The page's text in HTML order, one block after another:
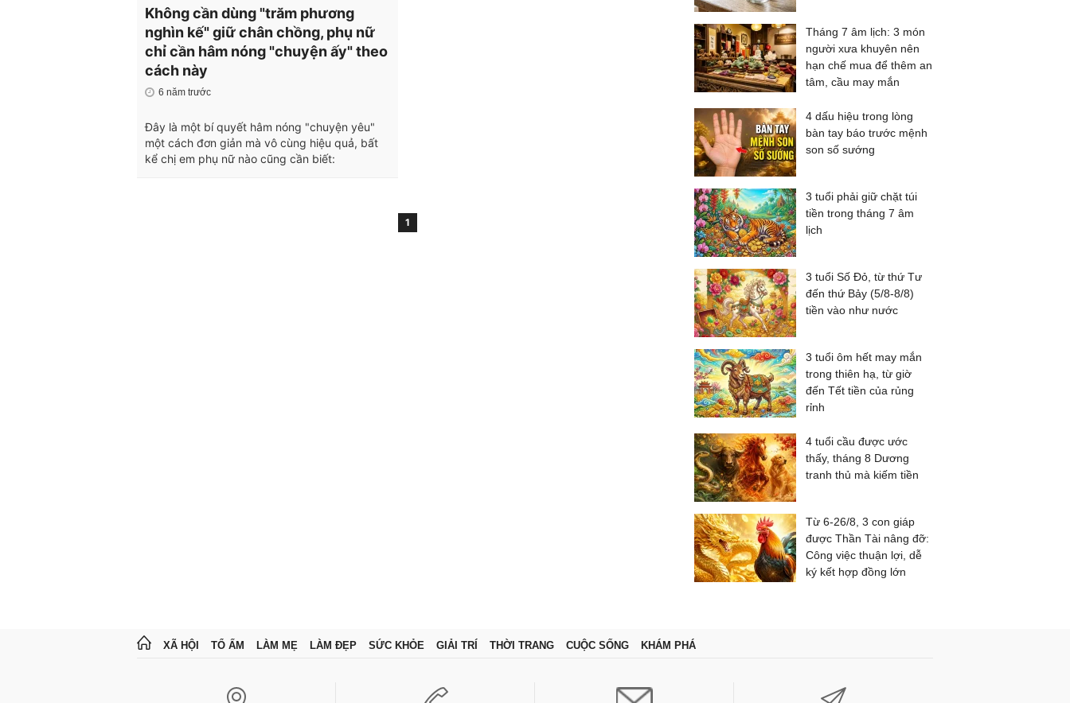
Không cần dùng "trăm phương
nghìn kế" giữ chân chồng, phụ nữ
chỉ cần hâm nóng "chuyện ấy" theo
cách này
6 năm trước
Đây là một bí quyết hâm nóng "chuyện yêu"
một cách đơn giản mà vô cùng hiệu quả, bất
kể chị em phụ nữ nào cũng cần biết:
1
Tháng 7 âm lịch: 3 món
người xưa khuyên nên
hạn chế mua để thêm an
tâm, cầu may mắn
4 dấu hiệu trong lòng
bàn tay báo trước mệnh
son số sướng
3 tuổi phải giữ chặt túi
tiền trong tháng 7 âm
lịch
3 tuổi Số Đỏ, từ thứ Tư
đến thứ Bảy (5/8-8/8)
tiền vào như nước
3 tuổi ôm hết may mắn
trong thiên hạ, từ giờ
đến Tết tiền của rủng
rỉnh
4 tuổi cầu được ước
thấy, tháng 8 Dương
tranh thủ mà kiếm tiền
Từ 6-26/8, 3 con giáp
được Thần Tài nâng đỡ:
Công việc thuận lợi, dễ
ký kết hợp đồng lớn
XÃ HỘI TỔ ẤM LÀM MẸ LÀM ĐẸP SỨC KHỎE GIẢI TRÍ THỜI TRANG CUỘC SỐNG KHÁM PHÁ